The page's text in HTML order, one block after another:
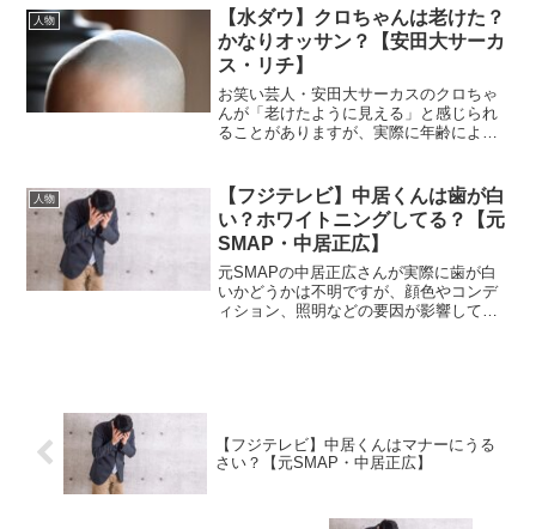
多くの後輩芸人や後進を育て、また共演
してきた人物です。その...
人物
【水ダウ】クロちゃんは老けた？
かなりオッサン？【安田大サーカ
ス・リチ】
お笑い芸人・安田大サーカスのクロちゃ
んが「老けたように見える」と感じられ
ることがありますが、実際に年齢による
因が視覚的な印象に影響を与えていま
す。以下にそれぞれの要因につ...
人物
【フジテレビ】中居くんは歯が白
い？ホワイトニングしてる？【元
SMAP・中居正広】
元SMAPの中居正広さんが実際に歯が白
いかどうかは不明ですが、顔色やコンデ
ィション、照明などの要因が影響して、
【フジテレビ】中居くんはマナーにうる
さい？【元SMAP・中居正広】